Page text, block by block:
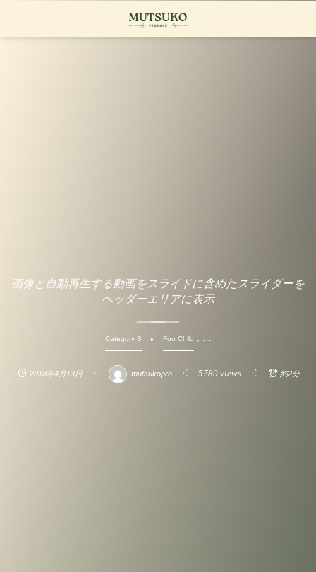
画像と自動再生する動画をスライドに含めたスライダーを
ヘッダーエリアに表示
Category B Foo Child , …
2018年4月13日 mutsukopro 5780 views 約2分